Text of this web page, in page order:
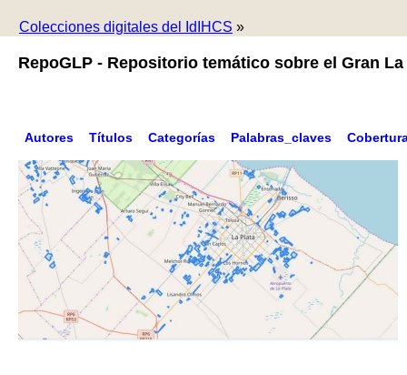
Colecciones digitales del IdIHCS »
RepoGLP - Repositorio temático sobre el Gran La
Autores Títulos Categorías Palabras_claves